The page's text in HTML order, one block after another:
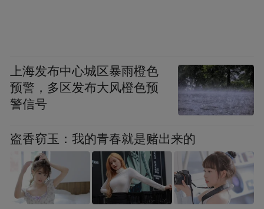
“特别声明：以上作品内容(包括在内的视频、图片或音
布，本平台仅提供信息存储空间服务。
Notice: The content above (including the videos,
pictures and audios if any) is uploaded and posted
by the user of Dafeng Hao, which is a social media
platform and merely provides information storage
space services.”
上海发布中心城区暴雨橙色
预警，多区发布大风橙色预
警信号
盗香窃玉：我的青春就是赌出来的